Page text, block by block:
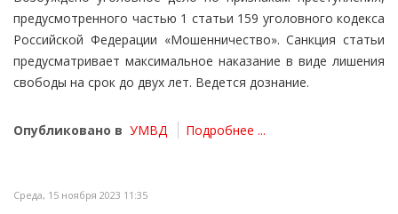
предусмотренного частью 1 статьи 159 уголовного кодекса
Российской Федерации «Мошенничество». Санкция статьи
предусматривает максимальное наказание в виде лишения
свободы на срок до двух лет. Ведется дознание.
Опубликовано в УМВД Подробнее ...
Среда, 15 ноября 2023 11:35